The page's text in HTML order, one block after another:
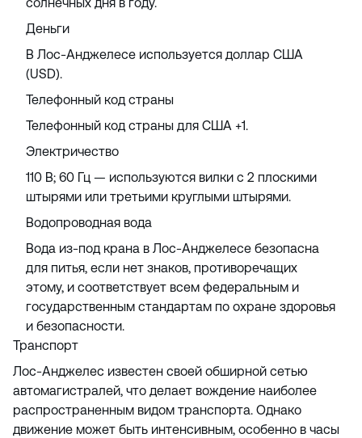
Деньги
В Лос-Анджелесе используется доллар США
(USD).
Телефонный код страны
Телефонный код страны для США +1.
Электричество
110 В; 60 Гц — используются вилки с 2 плоскими
штырями или третьими круглыми штырями.
Водопроводная вода
Вода из-под крана в Лос-Анджелесе безопасна
для питья, если нет знаков, противоречащих
этому, и соответствует всем федеральным и
государственным стандартам по охране здоровья
и безопасности.
Транспорт
Лос-Анджелес известен своей обширной сетью
автомагистралей, что делает вождение наиболее
распространенным видом транспорта. Однако
движение может быть интенсивным, особенно в часы